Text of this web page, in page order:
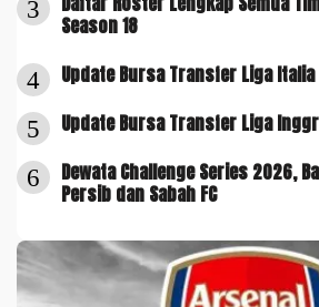
3
Season 18
4 Update Bursa Transfer Liga
5 Update Bursa Transfer Liga
6
Dewata Challenge Series 2026,
Persib dan Sabah FC